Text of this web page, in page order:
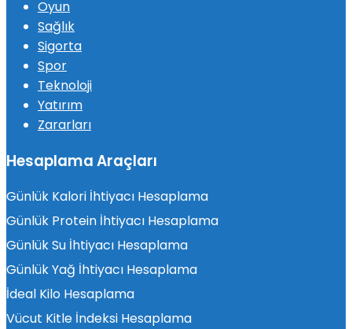
Oyun
Sağlık
Sigorta
Spor
Teknoloji
Yatırım
Zararları
Hesaplama Araçları
Günlük Kalori İhtiyacı Hesaplama
Günlük Protein İhtiyacı Hesaplama
Günlük Su İhtiyacı Hesaplama
Günlük Yağ İhtiyacı Hesaplama
İdeal Kilo Hesaplama
Vücut Kitle İndeksi Hesaplama